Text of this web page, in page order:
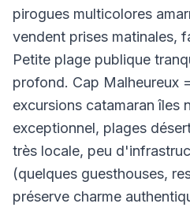
pirogues multicolores
vendent prises matinales,
Petite plage publique
profond. Cap Malheureux
excursions catamaran îles
exceptionnel, plages
très locale, peu
(quelques guesthouses,
préserve charme